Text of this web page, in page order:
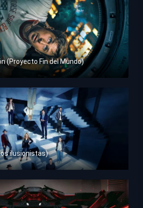
(Proyecto Fin del Mundo)
ilusionistas)